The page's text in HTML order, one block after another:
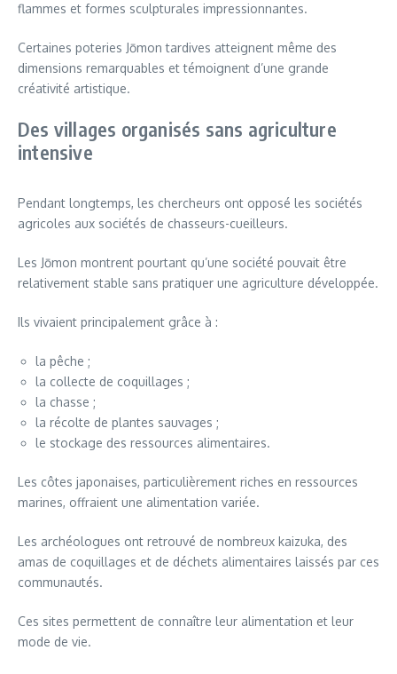
flammes et formes sculpturales impressionnantes.
Certaines poteries Jōmon tardives atteignent même des
dimensions remarquables et témoignent d’une grande
créativité artistique.
Des villages organisés sans agriculture
intensive
Pendant longtemps, les chercheurs ont opposé les sociétés
agricoles aux sociétés de chasseurs-cueilleurs.
Les Jōmon montrent pourtant qu’une société pouvait être
relativement stable sans pratiquer une agriculture développée.
Ils vivaient principalement grâce à :
la pêche ;
la collecte de coquillages ;
la chasse ;
la récolte de plantes sauvages ;
le stockage des ressources alimentaires.
Les côtes japonaises, particulièrement riches en ressources
marines, offraient une alimentation variée.
Les archéologues ont retrouvé de nombreux kaizuka, des
amas de coquillages et de déchets alimentaires laissés par ces
communautés.
Ces sites permettent de connaître leur alimentation et leur
mode de vie.